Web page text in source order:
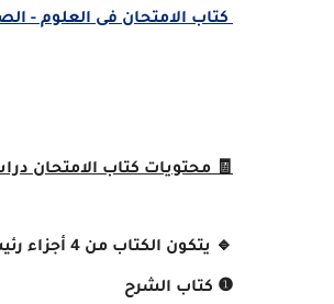
كتاب الامتحان فى العلوم -
🧾 محتويات كتاب الامتحان
🔹 يتكون الكتاب من 4 أجزاء رئيسية تشمل:
❶ كتاب الشرح